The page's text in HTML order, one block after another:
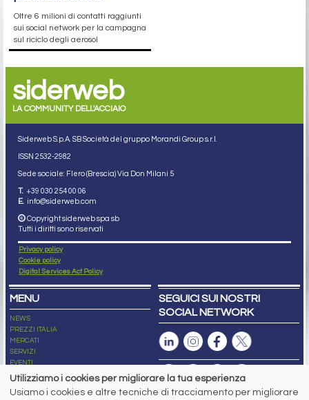
Oltre 6 milioni di contatti raggiunti
sui social network per la campagna
sul riciclo degli aerosol
siderweb
LA COMMUNITY DELL'ACCIAIO
Siderweb S.p.A. SB Società del gruppo Morandi Group s.r.l.
ISSN 2532-2982
Sede sociale: Flero (Brescia) Via Don Milani 5
T. +39 030 254 00 06
E. info@siderweb.com
Copyright siderweb spa sb
Tutti i diritti sono riservati
Privacy policy
Cookie policy
Digital Services Act Policy
MENU
NEWS
PREZZI ITALIA
MERCATI
SERVIZI
EVENTI
ABBONAMENTI
NEWSLETTER
SEGUICI SUI NOSTRI
SOCIAL NETWORK
Utilizziamo i cookies per migliorare la tua esperienza
Usiamo i cookies e altre tecniche di tracciamento per migliorare